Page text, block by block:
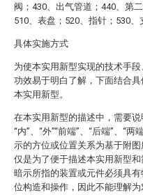
阀；430、出气管道；440、第
510、表盘；520、指针；530、
具体实施方式
为使本实用新型实现的技术手
功效易于明白了解，下面结合
本实用新型。
在本实用新型的描述中，需要说
“内”、“外”“前端”、“后端”、“两
示的方位或位置关系为基于附图
仅是为了便于描述本实用新型
暗示所指的装置或元件必须具
位构造和操作，因此不能理解